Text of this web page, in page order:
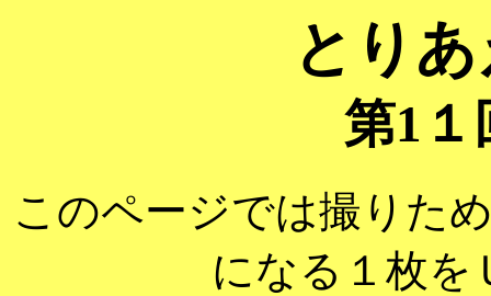
とり
第1１
このページでは撮りた
になる１枚を